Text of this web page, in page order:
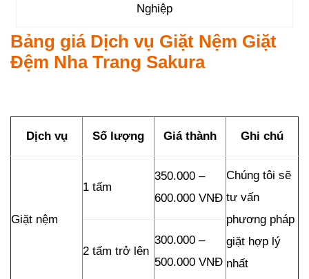
Nghiệp
Bảng giá Dịch vụ Giặt Nệm Giặt
Đệm Nha Trang Sakura
Dịch vụ Số lượng Giá thành Ghi chú
Giặt nệm
1 tấm
350.000 –
600.000 VNĐ
Chúng tôi sẽ
tư vấn
phương pháp
giặt hợp lý
nhất
2 tấm trở lên
300.000 –
500.000 VNĐ